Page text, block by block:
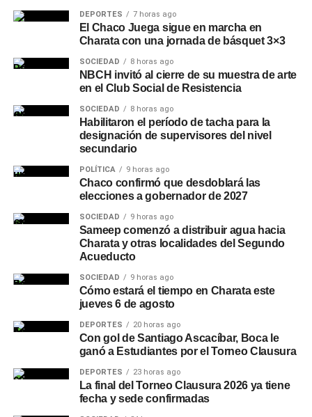
DEPORTES 7 horas ago
El Chaco Juega sigue en marcha en
Charata con una jornada de básquet 3×3
SOCIEDAD 8 horas ago
NBCH invitó al cierre de su muestra de arte
en el Club Social de Resistencia
SOCIEDAD 8 horas ago
Habilitaron el período de tacha para la
designación de supervisores del nivel
secundario
POLÍTICA 9 horas ago
Chaco confirmó que desdoblará las
elecciones a gobernador de 2027
SOCIEDAD 9 horas ago
Sameep comenzó a distribuir agua hacia
Charata y otras localidades del Segundo
Acueducto
SOCIEDAD 9 horas ago
Cómo estará el tiempo en Charata este
jueves 6 de agosto
DEPORTES 20 horas ago
Con gol de Santiago Ascacíbar, Boca le
ganó a Estudiantes por el Torneo Clausura
DEPORTES 23 horas ago
La final del Torneo Clausura 2026 ya tiene
fecha y sede confirmadas